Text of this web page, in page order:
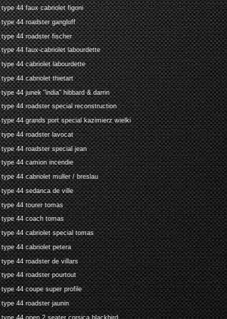
type 44 faux cabriolet figoni
type 44 roadster gangloff
type 44 roadster fischer
type 44 faux-cabriolet labourdette
type 44 cabriolet labourdette
type 44 cabriolet thietart
type 44 junek "india" hibbard & darrin
type 44 roadster special reconstruction
type 44 grands port special kazimierz wielki
type 44 roadster lavocat
type 44 roadster special jean
type 44 camion incendie
type 44 cabriolet muller / breslau
type 44 sedanca de ville
type 44 tourer tomas
type 44 coach tomas
type 44 cabriolet special tomas
type 44 cabriolet petera
type 44 roadster de villars
type 44 roadster pourtout
type 44 coupe super profile
type 44 roadster jaunin
type 44 open 2 seater corsica blackbird